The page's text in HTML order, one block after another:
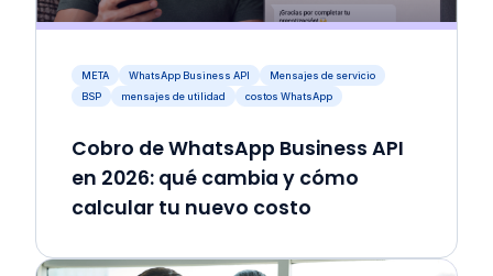
META WhatsApp Business API
Mensajes de servicio
BSP
mensajes de utilidad costos WhatsApp
Cobro de WhatsApp Business API
en 2026: qué cambia y cómo
calcular tu nuevo costo